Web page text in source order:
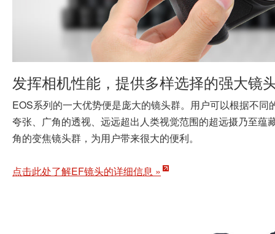
发挥相机性能，提供多样选择的强大镜
EOS系列的一大优势便是庞大的镜头群。用户可以根据不
夸张、广角的透视、远远超出人类视觉范围的超远摄乃至
角的变焦镜头群，为用户带来很大的便利。
点击此处了解EF镜头的详细信息 »